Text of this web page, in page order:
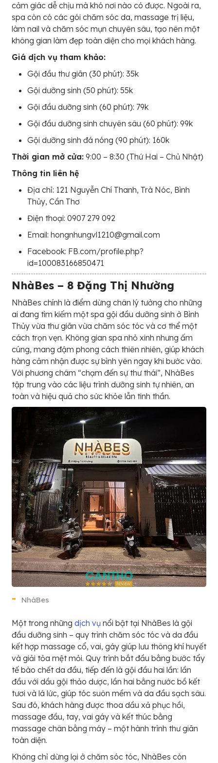
cảm giác dễ chịu mà khó nơi nào có được. Ngoài ra,
spa còn có các gói chăm sóc da, massage trị liệu,
làm nail và chăm sóc mụn chuyên sâu, tạo nên một
không gian làm đẹp toàn diện cho mọi khách hàng.
Giá dịch vụ tham khảo:
Gội đầu thư giãn (30 phút): 35k
Gội dưỡng sinh (50 phút): 55k
Gội đầu dưỡng sinh (60 phút): 79k
Gội đầu dưỡng sinh chuyên sâu (60 phút): 99k
Gội dưỡng sinh đá nóng (90 phút): 160k
Thời gian mở cửa: 9:00 – 8:30 (Thứ Hai – Chủ Nhật)
Thông tin liên hệ
Địa chỉ: 121 Nguyễn Chí Thanh, Trà Nóc, Bình
Thủy, Cần Thơ
Điện thoại: 0907 279 092
Email: hongnhungvl1210@gmail.com
Facebook: FB.com/profile.php?
id=100083166850471
NhàBes – 8 Đặng Thị Nhường
NhàBes chính là điểm dừng chân lý tưởng cho những
ai đang tìm kiếm một spa gội đầu dưỡng sinh ở Bình
Thủy vừa thư giãn vừa chăm sóc tóc và cơ thể một
cách trọn vẹn. Không gian spa nhỏ xinh nhưng ấm
cúng, mang đậm phong cách thiên nhiên, giúp khách
hàng cảm nhận được sự bình yên ngay khi bước vào.
Với phương châm “chạm đến sự thư thái”, NhàBes
tập trung vào các liệu trình dưỡng sinh tự nhiên, an
toàn và hiệu quả cho sức khỏe lẫn tinh thần.
NhàBes
Một trong những dịch vụ nổi bật tại NhàBes là gội
đầu dưỡng sinh – quy trình chăm sóc tóc và da đầu
kết hợp massage cổ, vai, gáy giúp lưu thông khí huyết
và giải tỏa mệt mỏi. Quy trình bắt đầu bằng bước tẩy
tế bào chết da đầu, tiếp đến là gội đầu hai lần: lần
đầu với dầu gội thảo dược, lần hai bằng nước bồ kết
tươi và lá lức, giúp tóc suôn mềm và da đầu sạch sâu.
Sau đó, khách hàng được thoa dầu xả phục hồi,
massage đầu, tay, vai gáy và kết thúc bằng
massage chân bằng máy – một hành trình thư giãn
toàn diện.
Không chỉ dừng lại ở chăm sóc tóc, NhàBes còn